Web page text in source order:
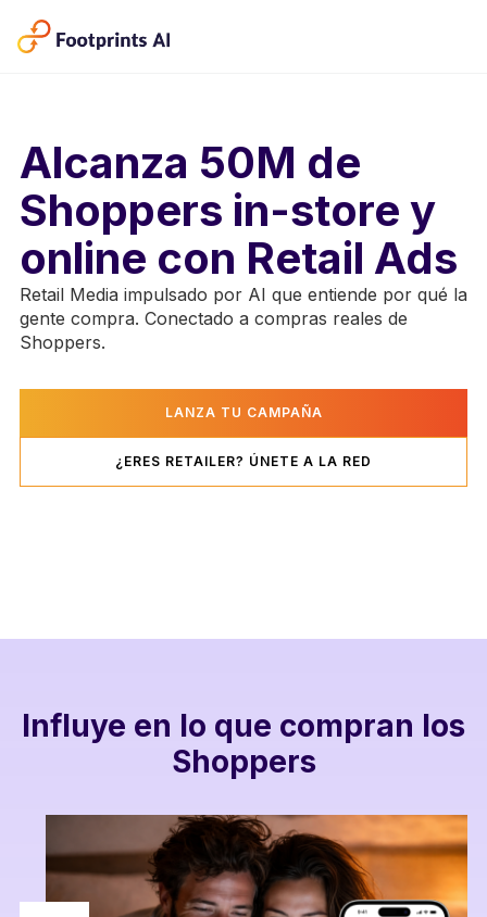
Alcanza 50M de
Shoppers in-store y
online con Retail Ads
Retail Media impulsado por AI que entiende por qué la
gente compra. Conectado a compras reales de
Shoppers.
LANZA TU CAMPAÑA
¿ERES RETAILER? ÚNETE A LA RED
Influye en lo que compran los
Shoppers